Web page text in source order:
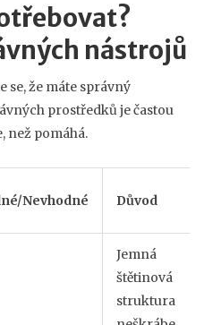
nástrojů
se, že máte správný
prostředků je častou
než pomáhá.
Nevhodné Důvod
Jemná
štětinová
struktura